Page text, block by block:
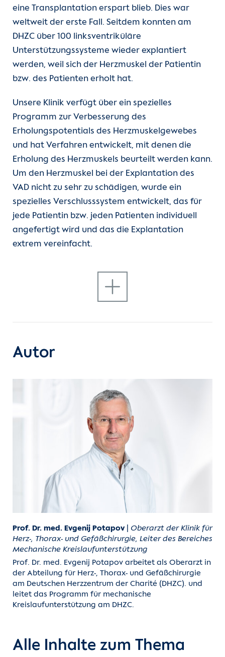
eine Transplantation erspart blieb. Dies war
weltweit der erste Fall. Seitdem konnten am
DHZC über 100 linksventriküläre
Unterstützungssysteme wieder explantiert
werden, weil sich der Herzmuskel der Patientin
bzw. des Patienten erholt hat.
Unsere Klinik verfügt über ein spezielles
Programm zur Verbesserung des
Erholungspotentials des Herzmuskelgewebes
und hat Verfahren entwickelt, mit denen die
Erholung des Herzmuskels beurteilt werden kann.
Um den Herzmuskel bei der Explantation des
VAD nicht zu sehr zu schädigen, wurde ein
spezielles Verschlusssystem entwickelt, das für
jede Patientin bzw. jeden Patienten individuell
angefertigt wird und das die Explantation
extrem vereinfacht.
Das DHZC ist ein führendes Zentrum im Bereich
der mechanischen Kreislaufunterstützung (MCS)
größte Anzahl der Patient:innen pro Jahr mit
Mitarbeiter:innen des MCS-Teams leiten
komplexen Operationen in Kliniken eingeladen,
um die Operateur:innen zu unterstützen. Das
MCS-Team kooperiert mit deutschen und
internationalen wissenschaftlichen Einrichtungen
bei der Entwicklung neuer MCS-Systeme. Am
DHZC wurden zahlreiche Innovationen im Bereich
der mechanischen Kreislaufunterstützung
wie moderne schonende Operationsverfahren
oder minimalinvasive Behandlung von
Komplikationen entwickelt. Die als "DHZC-
werden international akzeptiert.
Autor
Prof. Dr. med. Evgenij Potapov| Oberarzt der Klinik für
Herz-, Thorax- und Gefäßchirurgie, Leiter des Bereiches
Mechanische Kreislaufunterstützung
Prof. Dr. med. Evgenij Potapov arbeitet als Oberarzt in
der Abteilung für Herz-, Thorax- und Gefäßchirurgie
am Deutschen Herzzentrum der Charité (DHZC). und
leitet das Programm für mechanische
Kreislaufunterstützung am DHZC.
Alle Inhalte zum Thema